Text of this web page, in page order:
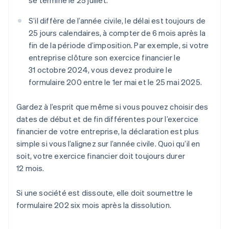
S’il diffère de l’année civile, le délai est toujours de
25 jours calendaires, à compter de 6 mois après la
fin de la période d’imposition. Par exemple, si votre
entreprise clôture son exercice financier le
31 octobre 2024, vous devez produire le
formulaire 200 entre le 1er mai et le 25 mai 2025.
Gardez à l’esprit que même si vous pouvez choisir des
dates de début et de fin différentes pour l’exercice
financier de votre entreprise, la déclaration est plus
simple si vous l’alignez sur l’année civile. Quoi qu’il en
soit, votre exercice financier doit toujours durer
12 mois.
Si une société est dissoute, elle doit soumettre le
formulaire 202 six mois après la dissolution.